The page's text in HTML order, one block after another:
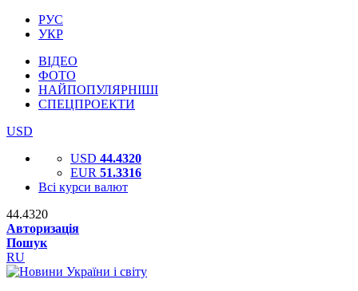
РУС
УКР
ВІДЕО
ФОТО
НАЙПОПУЛЯРНІШІ
СПЕЦПРОЕКТИ
USD
USD 44.4320
EUR 51.3316
Всі курси валют
44.4320
Авторизація
Пошук
RU